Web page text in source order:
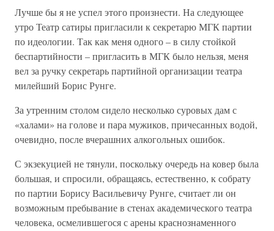
Лучше бы я не успел этого произнести. На следующее
утро Театр сатиры пригласили к секретарю МГК партии
по идеологии. Так как меня одного – в силу стойкой
беспартийности – пригласить в МГК было нельзя, меня
вел за ручку секретарь партийной организации театра
милейший Борис Рунге.
За утренним столом сидело несколько суровых дам с
«халами» на голове и пара мужиков, причесанных водой,
очевидно, после вчерашних алкогольных ошибок.
С экзекуцией не тянули, поскольку очередь на ковер была
большая, и спросили, обращаясь, естественно, к собрату
по партии Борису Васильевичу Рунге, считает ли он
возможным пребывание в стенах академического театра
человека, осмелившегося с арены краснознаменного